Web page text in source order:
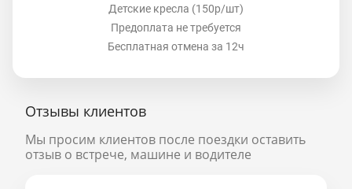
Детские кресла (150р/шт)
Предоплата не требуется
Бесплатная отмена за 12ч
Отзывы клиентов
Мы просим клиентов после поездки оставить
отзыв о встрече, машине и водителе